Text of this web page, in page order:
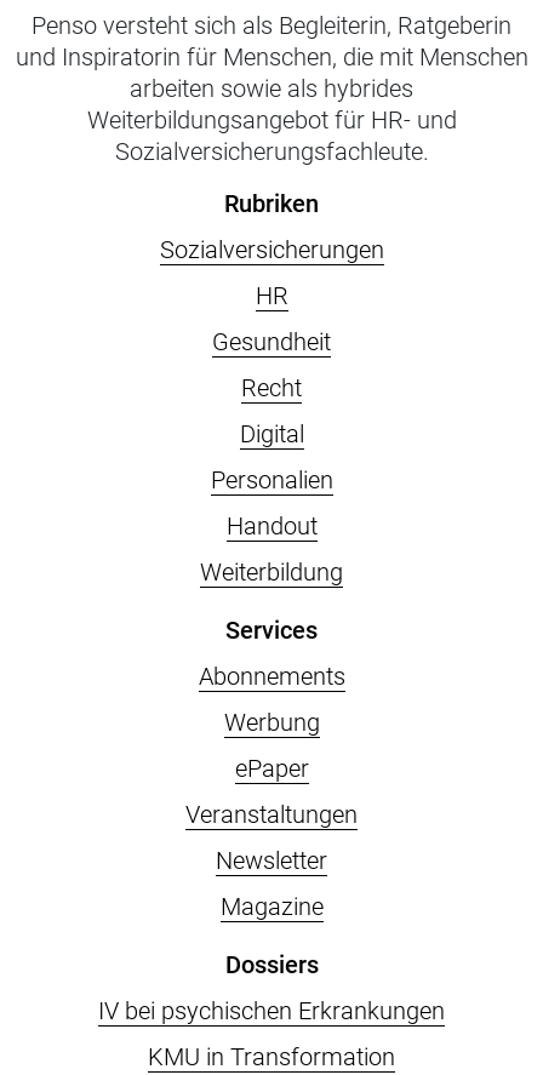
Penso versteht sich als Begleiterin, Ratgeberin
und Inspiratorin für Menschen, die mit Menschen
arbeiten sowie als hybrides
Weiterbildungsangebot für HR- und
Sozialversicherungsfachleute.
Rubriken
Sozialversicherungen
HR
Gesundheit
Recht
Digital
Personalien
Handout
Weiterbildung
Services
Abonnements
Werbung
ePaper
Veranstaltungen
Newsletter
Magazine
Dossiers
IV bei psychischen Erkrankungen
KMU in Transformation